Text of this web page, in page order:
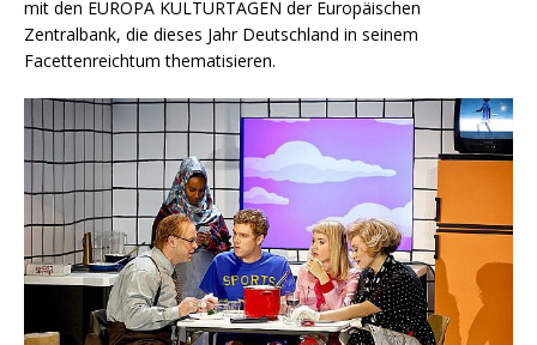
mit den EUROPA KULTURTAGEN der Europäischen
Zentralbank, die dieses Jahr Deutschland in seinem
Facettenreichtum thematisieren.